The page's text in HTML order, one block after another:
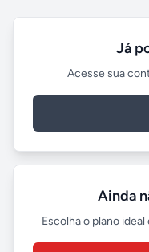
Já
Acesse sua
Ainda
Escolha o plano